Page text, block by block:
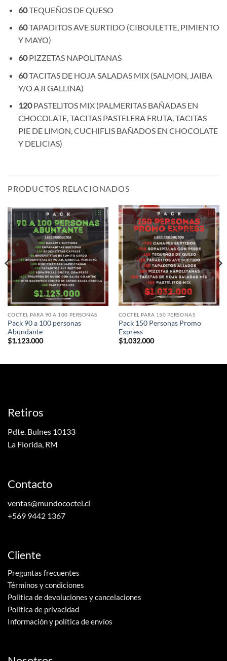
60TEQUEÑOS DE QUESO
60TAPADITOS AVE SURTIDO (CIBOULETTE, PIMIENTO
Y MAYO)
60PIZZETAS NAPOLITANAS
60TACITAS DE HOJA SALADAS MIX (SALMON, JAIBA
Y/O AJI GALLINA)
120PASTELITOS MIX (PALMERITAS BAÑADAS EN
CHOCOLATE, TACITAS PASTELERA FRUTA, TACITAS
PIE DE LIMON, CUCHIFLIS BAÑADOS EN CHOCOLATE
Y DELICIAS)
PRODUCTOS RELACIONADOS
COCTEL PARA 90 A 100 PERSONAS
Pack 90 a 100 personas
Abundante
$1.123.000
COCTEL PARA 150 PERSONAS
Pack 150 Personas Promo
Express
$1.032.000
Retiros
Pdte. Bulnes 10133
La Florida, RM
Contacto
ventas@mundococtel.cl
+569 9442 1367
Cliente
Preguntas frecuentes
Términos y condiciones
Política de devoluciones y cancelaciones
Política de privacidad
Información y política de envíos